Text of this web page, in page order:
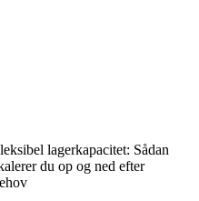
lagerkapacitet: Sådan
du op og ned efter